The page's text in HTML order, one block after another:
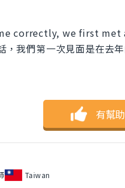
correctly, we first met
，我們第一次見面是在去年
有幫助
Taiwan